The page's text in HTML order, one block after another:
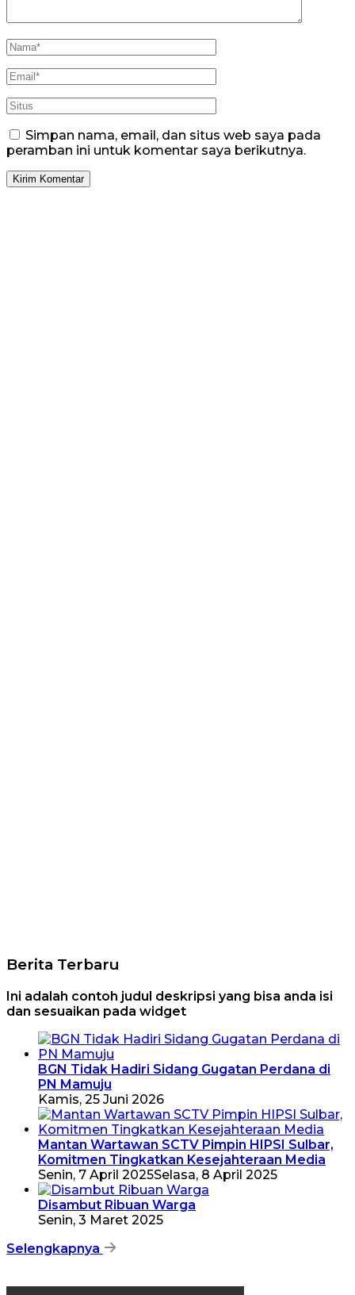
Simpan nama, email, dan situs web saya pada
peramban ini untuk komentar saya berikutnya.
Berita Terbaru
Ini adalah contoh judul deskripsi yang bisa anda isi
dan sesuaikan pada widget
BGN Tidak Hadiri Sidang Gugatan Perdana di
PN Mamuju
Kamis, 25 Juni 2026
Mantan Wartawan SCTV Pimpin HIPSI Sulbar,
Komitmen Tingkatkan Kesejahteraan Media
Senin, 7 April 2025Selasa, 8 April 2025
Disambut Ribuan Warga
Senin, 3 Maret 2025
Selengkapnya